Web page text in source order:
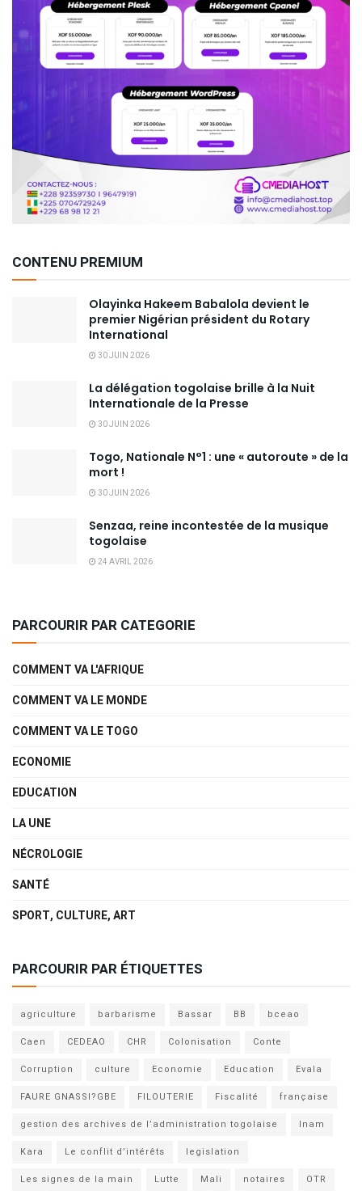
CONTENU PREMIUM
Olayinka Hakeem Babalola devient le
premier Nigérian président du Rotary
International
30 JUIN 2026
La délégation togolaise brille à la Nuit
Internationale de la Presse
30 JUIN 2026
Togo, Nationale N°1 : une « autoroute » de la
mort !
30 JUIN 2026
Senzaa, reine incontestée de la musique
togolaise
24 AVRIL 2026
PARCOURIR PAR CATEGORIE
COMMENT VA L'AFRIQUE
COMMENT VA LE MONDE
COMMENT VA LE TOGO
ECONOMIE
EDUCATION
LA UNE
NÉCROLOGIE
SANTÉ
SPORT, CULTURE, ART
PARCOURIR PAR ÉTIQUETTES
agriculture barbarisme Bassar BB
bceao
Caen
CEDEAO CHR Colonisation
Conte
Corruption
culture Economie Education
Evala
FAURE GNASSI?GBE
FILOUTERIE Fiscalité
française
gestion des archives de l’administration togolaise
Inam
Kara
Le conflit d’intérêts
legislation
Les signes de la main
Lutte Mali notaires
OTR